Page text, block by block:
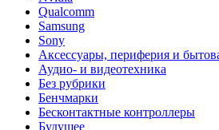
Qualcomm
Samsung
Sony
Аксессуары, периферия и
Аудио- и видеотехника
Без рубрики
Бенчмарки
Бесконтактные контроллеры
Будущее